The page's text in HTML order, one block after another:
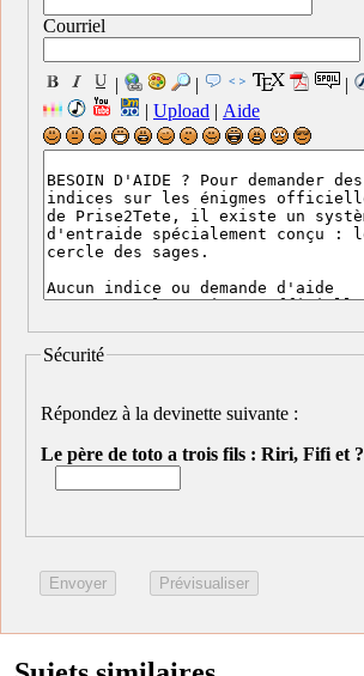
Courriel
| |
|
| Upload | Aide
Sécurité
Répondez à la devinette suivante :
Le père de toto a trois fils : Riri, Fifi et ?